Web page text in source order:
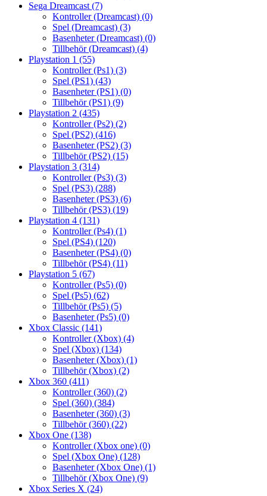
Sega Dreamcast (7)
Kontroller (Dreamcast) (0)
Spel (Dreamcast) (3)
Basenheter (Dreamcast) (0)
Tillbehör (Dreamcast) (4)
Playstation 1 (55)
Kontroller (Ps1) (3)
Spel (PS1) (43)
Basenheter (PS1) (0)
Tillbehör (PS1) (9)
Playstation 2 (435)
Kontroller (Ps2) (2)
Spel (PS2) (416)
Basenheter (PS2) (3)
Tillbehör (PS2) (15)
Playstation 3 (314)
Kontroller (Ps3) (3)
Spel (PS3) (288)
Basenheter (PS3) (6)
Tillbehör (PS3) (19)
Playstation 4 (131)
Kontroller (Ps4) (1)
Spel (PS4) (120)
Basenheter (PS4) (0)
Tillbehör (PS4) (11)
Playstation 5 (67)
Kontroller (Ps5) (0)
Spel (Ps5) (62)
Tillbehör (Ps5) (5)
Basenheter (Ps5) (0)
Xbox Classic (141)
Kontroller (Xbox) (4)
Spel (Xbox) (134)
Basenheter (Xbox) (1)
Tillbehör (Xbox) (2)
Xbox 360 (411)
Kontroller (360) (2)
Spel (360) (384)
Basenheter (360) (3)
Tillbehör (360) (22)
Xbox One (138)
Kontroller (Xbox one) (0)
Spel (Xbox One) (128)
Basenheter (Xbox One) (1)
Tillbehör (Xbox One) (9)
Xbox Series X (24)